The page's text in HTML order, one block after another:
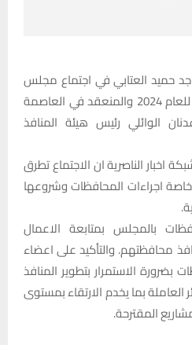
حميد العتابي في اجتماع مجلس
هيأة المنافذ الحدودية الثاني للعام 2024 والمنعقد في العاصمة
الوائلي رئيس هيئة المنافذ
اخبار الناصرية ان الاجتماع تطرق
وخاصة اجراءات المحافظات وشروعها
بالمجلس بمتابعة الاعمال
محافظتهم. والتأكيد على اعضاء
الاستمرار بتطوير المنافذ
العاملة بما يخدم الارتقاء بمستوى
المقترحة.